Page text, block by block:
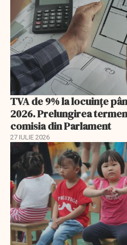
TVA de 9% la locuințe
2026. Prelungirea
comisia din Parlament
27 IULIE 2026